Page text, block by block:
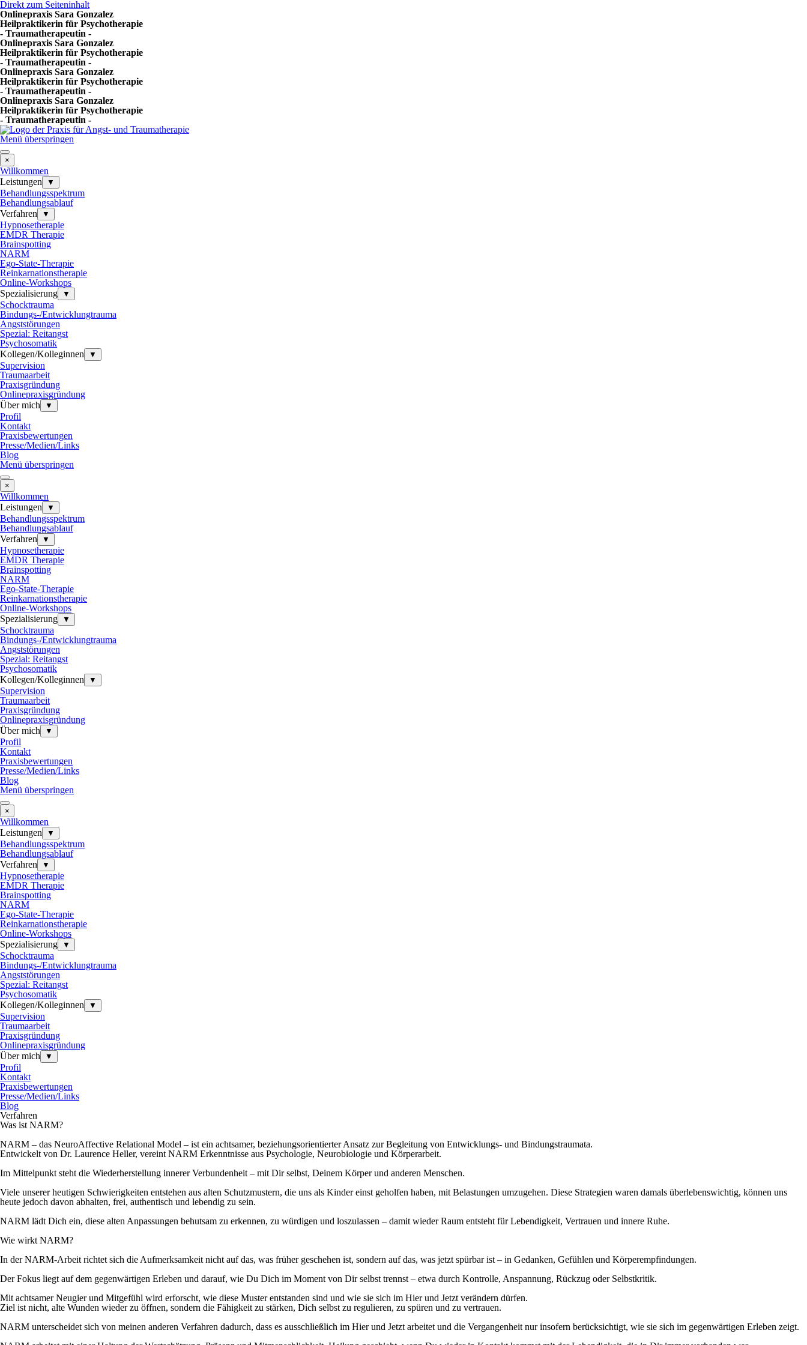
Direkt zum Seiteninhalt
Onlinepraxis Sara Gonzalez
Heilpraktikerin für Psychotherapie
- Traumatherapeutin -
Onlinepraxis Sara Gonzalez
Heilpraktikerin für Psychotherapie
- Traumatherapeutin -
Onlinepraxis Sara Gonzalez
Heilpraktikerin für Psychotherapie
- Traumatherapeutin -
Onlinepraxis Sara Gonzalez
Heilpraktikerin für Psychotherapie
- Traumatherapeutin -
Menü überspringen
×
Willkommen
Leistungen
▼
Behandlungsspektrum
Behandlungsablauf
Verfahren
▼
Hypnosetherapie
EMDR Therapie
Brainspotting
NARM
Ego-State-Therapie
Reinkarnationstherapie
Online-Workshops
Spezialisierung
▼
Schocktrauma
Bindungs-/Entwicklungtrauma
Angststörungen
Spezial: Reitangst
Psychosomatik
Kollegen/Kolleginnen
▼
Supervision
Traumaarbeit
Praxisgründung
Onlinepraxisgründung
Über mich
▼
Profil
Kontakt
Praxisbewertungen
Presse/Medien/Links
Blog
Menü überspringen
×
Willkommen
Leistungen
▼
Behandlungsspektrum
Behandlungsablauf
Verfahren
▼
Hypnosetherapie
EMDR Therapie
Brainspotting
NARM
Ego-State-Therapie
Reinkarnationstherapie
Online-Workshops
Spezialisierung
▼
Schocktrauma
Bindungs-/Entwicklungtrauma
Angststörungen
Spezial: Reitangst
Psychosomatik
Kollegen/Kolleginnen
▼
Supervision
Traumaarbeit
Praxisgründung
Onlinepraxisgründung
Über mich
▼
Profil
Kontakt
Praxisbewertungen
Presse/Medien/Links
Blog
Menü überspringen
×
Willkommen
Leistungen
▼
Behandlungsspektrum
Behandlungsablauf
Verfahren
▼
Hypnosetherapie
EMDR Therapie
Brainspotting
NARM
Ego-State-Therapie
Reinkarnationstherapie
Online-Workshops
Spezialisierung
▼
Schocktrauma
Bindungs-/Entwicklungtrauma
Angststörungen
Spezial: Reitangst
Psychosomatik
Kollegen/Kolleginnen
▼
Supervision
Traumaarbeit
Praxisgründung
Onlinepraxisgründung
Über mich
▼
Profil
Kontakt
Praxisbewertungen
Presse/Medien/Links
Blog
Verfahren
Was ist NARM?
NARM – das NeuroAffective Relational Model – ist ein achtsamer, beziehungsorientierter Ansatz zurBegleitung von Entwicklungs- und Bindungstraumata.
Entwickelt von Dr. Laurence Heller, vereint NARM Erkenntnisse aus Psychologie, Neurobiologie und Körperarbeit.
Im Mittelpunkt steht die Wiederherstellung innerer Verbundenheit – mit Dir selbst, Deinem Körper und anderen Menschen.
Viele unserer heutigen Schwierigkeiten entstehen aus alten Schutzmustern, die uns als Kinder einst geholfen haben, mit Belastungen umzugehen. Diese Strategien waren damals überlebenswichtig, können uns
heute jedoch davon abhalten, frei, authentisch und lebendig zu sein.
NARM lädt Dich ein, diese alten Anpassungen behutsam zu erkennen, zu würdigen und loszulassen – damit wieder Raum entsteht fürLebendigkeit, Vertrauen und innere Ruhe.
Wie wirkt NARM?
In der NARM-Arbeit richtet sich die Aufmerksamkeit nicht auf das, was früher geschehen ist, sondern auf das, was jetzt spürbar ist – in Gedanken, Gefühlen und Körperempfindungen.
Der Fokus liegt auf dem gegenwärtigen Erleben und darauf, wie Du Dich im Moment von Dir selbst trennst – etwa durch Kontrolle, Anspannung, Rückzug oder Selbstkritik.
Mit achtsamer Neugier und Mitgefühl wird erforscht, wie diese Muster entstanden sind und wie sie sich im Hier und Jetzt verändern dürfen.
Ziel ist nicht, alte Wunden wieder zu öffnen, sondern die Fähigkeit zu stärken, Dich selbst zu regulieren, zu spüren und zu vertrauen.
NARM unterscheidet sich von meinen anderen Verfahren dadurch, dass es ausschließlich im Hier und Jetzt arbeitet und die Vergangenheit nur insofern berücksichtigt, wie sie sich im gegenwärtigen Erleben zeigt.